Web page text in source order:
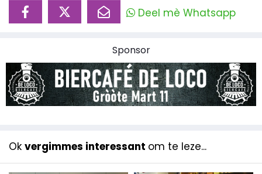
Deel mè Whatsapp
Sponsor
Ok vergimmes interessant om te leze...